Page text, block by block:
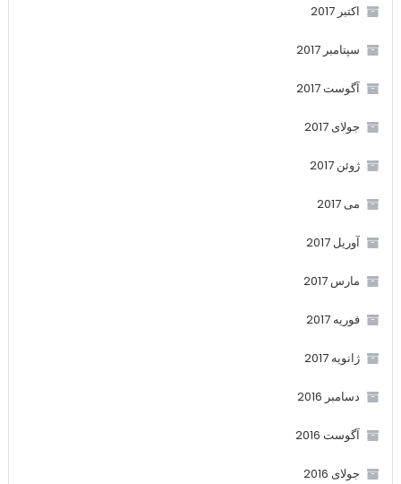
اکتبر 2017
سپتامبر 2017
آگوست 2017
جولای 2017
ژوئن 2017
می 2017
آوریل 2017
مارس 2017
فوریه 2017
ژانویه 2017
دسامبر 2016
آگوست 2016
جولای 2016